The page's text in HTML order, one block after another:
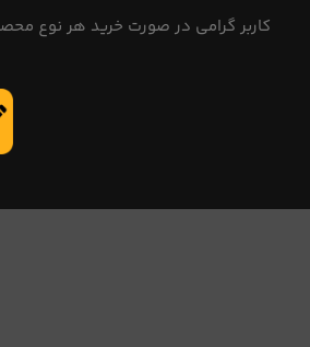
کاربر گرامی در صورت خرید هر نوع